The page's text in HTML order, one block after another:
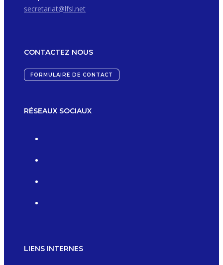
secretariat@lfsl.net
CONTACTEZ NOUS
FORMULAIRE DE CONTACT
RÉSEAUX SOCIAUX
LIENS INTERNES